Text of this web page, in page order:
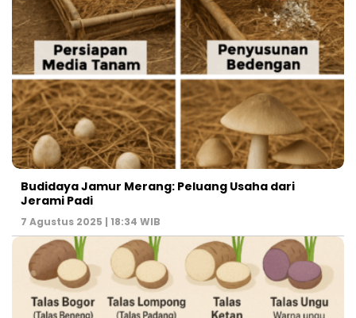
Budidaya Jamur Merang: Peluang Usaha dari
Jerami Padi
7 Agustus 2025 | 18:34 WIB